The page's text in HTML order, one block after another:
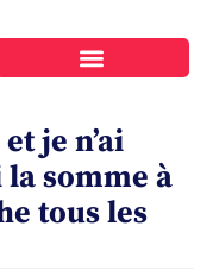
je n’ai
somme à
tous les